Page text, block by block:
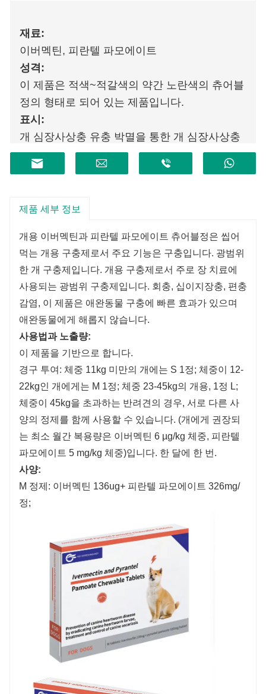
재료:
이버멕틴, 피란텔 파모에이트
성격:
이 제품은 적색~적갈색의 약간 노란색의 츄어블
정의 형태로 되어 있는 제품입니다.
표시:
개 심장사상충 유충 박멸을 통한 개 심장사상충
질환 예방, 개 회충증 및 구충 감염 치료 및 통제.
제품 세부 정보
개용 이버멕틴과 피란텔 파모에이트 츄어블정은 씹어
먹는 개용 구충제로서 주요 기능은 구충입니다. 광범위
한 개 구충제입니다. 개용 구충제로서 주로 장 치료에
사용되는 광범위 구충제입니다. 회충, 십이지장충, 편충
감염, 이 제품은 애완동물 구충에 빠른 효과가 있으며
애완동물에게 해롭지 않습니다.
사용법과 노출량:
이 제품을 기반으로 합니다.
경구 투여: 체중 11kg 미만의 개에는 S 1정; 체중이 12-
22kg인 개에게는 M 1정; 체중 23-45kg의 개용, 1정 L;
체중이 45kg을 초과하는 반려견의 경우, 서로 다른 사
양의 정제를 함께 사용할 수 있습니다. (개에게 권장되
는 최소 월간 복용량은 이버멕틴 6 µg/kg 체중, 피란텔
파모에이트 5 mg/kg 체중)입니다. 한 달에 한 번.
사양:
M 정제: 이버멕틴 136ug+ 피란텔 파모에이트 326mg/
정;